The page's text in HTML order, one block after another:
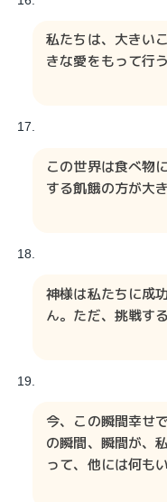
私たちは、大きい
きな愛をもって行
この世界は食べ物
する飢餓の方が大
神様は私たちに成
ん。ただ、挑戦す
今、この瞬間幸せ
の瞬間、瞬間が、
って、他には何も